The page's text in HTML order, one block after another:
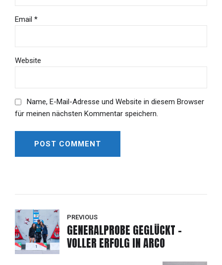
Email *
Website
Name, E-Mail-Adresse und Website in diesem Browser
für meinen nächsten Kommentar speichern.
POST COMMENT
PREVIOUS
GENERALPROBE GEGLÜCKT –
VOLLER ERFOLG IN ARCO